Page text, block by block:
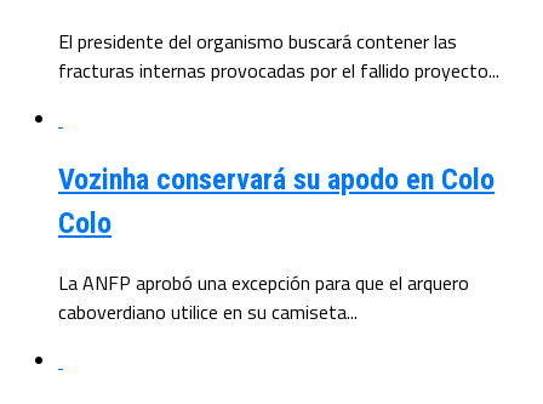
El presidente del organismo buscará contener las
fracturas internas provocadas por el fallido proyecto...
Vozinha conservará su apodo en Colo
Colo
La ANFP aprobó una excepción para que el arquero
caboverdiano utilice en su camiseta...